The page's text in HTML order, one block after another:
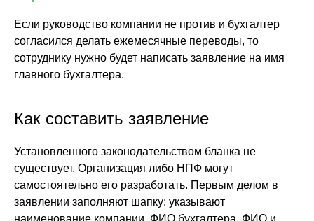
Если руководство компании не против и бухгалтер
согласился делать ежемесячные переводы, то
сотруднику нужно будет написать заявление на имя
главного бухгалтера.
Как составить заявление
Установленного законодательством бланка не
существует. Организация либо НПФ могут
самостоятельно его разработать. Первым делом в
заявлении заполняют шапку: указывают
наименование компании, ФИО бухгалтера, ФИО и